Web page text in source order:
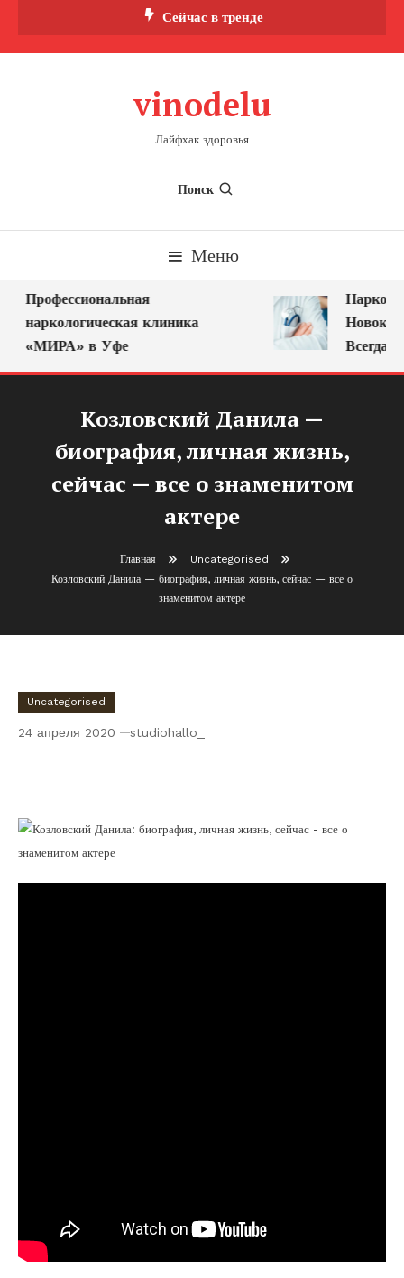
Сейчас в тренде
vinodelu
Лайфхак здоровья
Поиск
Меню
Профессиональная
наркологическая клиника
«МИРА» в Уфе
Всегда
Козловский Данила —
биография, личная жизнь,
сейчас — все о знаменитом
актере
Главная
Uncategorised
Козловский Данила — биография, личная жизнь, сейчас — все о
знаменитом актере
Uncategorised
24 апреля 2020 studiohallo_